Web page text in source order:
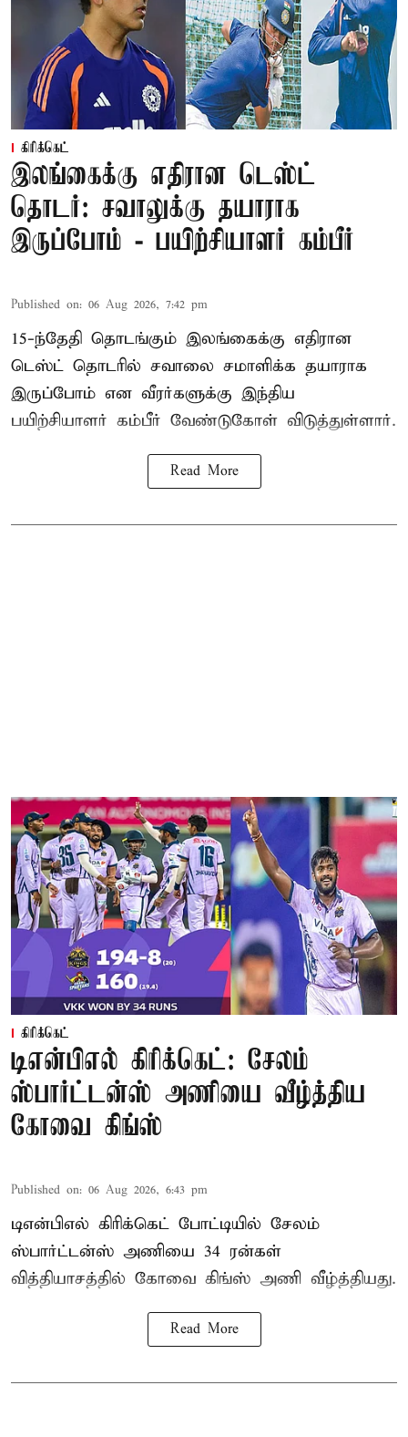
கிரிக்கெட்
இலங்கைக்கு எதிரான டெஸ்ட்
தொடர்: சவாலுக்கு தயாராக
இருப்போம் - பயிற்சியாளர் கம்பீர்
Published on: 06 Aug 2026, 7:42 pm
15-ந்தேதி தொடங்கும் இலங்கைக்கு எதிரான
டெஸ்ட் தொடரில் சவாலை சமாளிக்க தயாராக
இருப்போம் என வீரர்களுக்கு இந்திய
பயிற்சியாளர் கம்பீர் வேண்டுகோள் விடுத்துள்ளார்.
Read More
கிரிக்கெட்
டிஎன்பிஎல் கிரிக்கெட்: சேலம்
ஸ்பார்ட்டன்ஸ் அணியை வீழ்த்திய
கோவை கிங்ஸ்
Published on: 06 Aug 2026, 6:43 pm
டிஎன்பிஎல் கிரிக்கெட் போட்டியில் சேலம்
ஸ்பார்ட்டன்ஸ் அணியை 34 ரன்கள்
வித்தியாசத்தில் கோவை கிங்ஸ் அணி வீழ்த்தியது.
Read More